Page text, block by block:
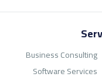
Business Consulting
Software Services